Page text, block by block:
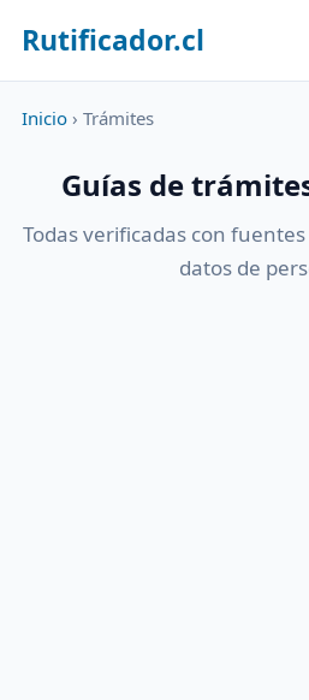
Rutificador.cl
Inicio › Trámites
Guías de
Todas verificadas con
datos de